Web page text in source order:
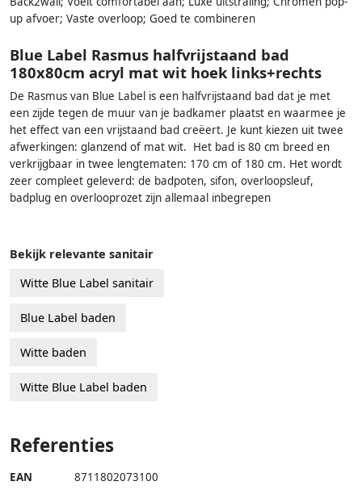
up afvoer; Vaste overloop; Goed te combineren
Blue Label Rasmus halfvrijstaand bad
180x80cm acryl mat wit hoek links+rechts
De Rasmus van Blue Label is een halfvrijstaand bad dat je met
een zijde tegen de muur van je badkamer plaatst en waarmee je
het effect van een vrijstaand bad creëert. Je kunt kiezen uit twee
afwerkingen: glanzend of mat wit. Het bad is 80 cm breed en
verkrijgbaar in twee lengtematen: 170 cm of 180 cm. Het wordt
zeer compleet geleverd: de badpoten, sifon, overloopsleuf,
badplug en overlooprozet zijn allemaal inbegrepen
Bekijk relevante sanitair
Witte Blue Label sanitair
Blue Label baden
Witte baden
Witte Blue Label baden
Referenties
EAN 8711802073100